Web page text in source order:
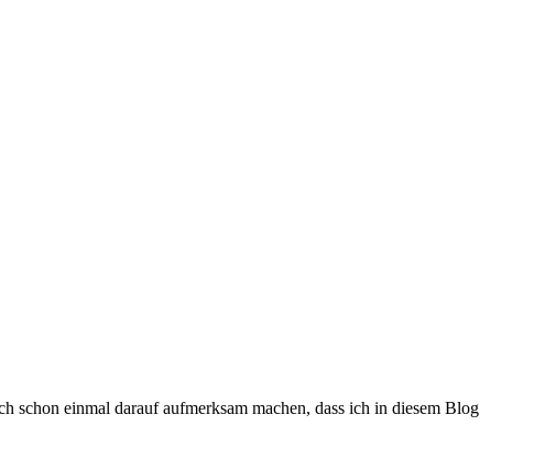
schon einmal darauf aufmerksam machen, dass ich in diesem Blog